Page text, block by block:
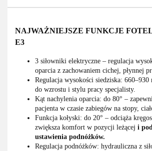
NAJWAŻNIEJSZE FUNKCJE
E3
3 siłowniki elektryczne – regulacja
oparcia z zachowaniem cichej, płynnej
Regulacja wysokości siedziska: 660–930
do wzrostu i stylu pracy specjalisty.
Kąt nachylenia oparcia: do 80° –
pacjenta w czasie zabiegów na stopy,
Funkcja kołyski: do 20° – odciąża
zwiększa komfort w pozycji leżącej i
ustawienia podnóżków.
Regulacja podnóżków: hydrauliczna z